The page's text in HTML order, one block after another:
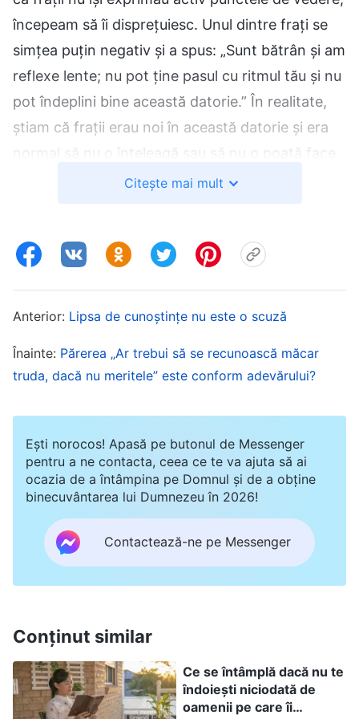
începeam să îi disprețuiesc. Unul dintre frați se
simțea puțin negativ și a spus: „Sunt bătrân și am
reflexe lente; nu pot ține pasul cu ritmul tău și nu
pot îndeplini bine această datorie.” În realitate,
știam că frații erau noi în această datorie și era
normal să nu o înțeleagă sau să nu o poată face
bine. Ar fi trebuit să îi încurajez și să îi ajut. Dar
ei, doar îmi doream să fie puțin mai proactivi în
trebui să rezolv problemele cu lucrarea cât am
timp. Dacă nu fac lucrarea, cum pot obține
lucruri, nu puneam accent pe citirea cuvintelor lui
Dumnezeu și căutarea adevărului sau învățarea
lecțiilor din ceea ce se întâmpla, mă simțeam
familie în pericol să păzească niște cărți cu ale lui
Dumnezeu cuvinte, iar după ce a aflat
conducătoarea superioară, m-a emondat pentru
simțit nedreptățită și am început să mă cert și să
mă împotrivesc. Văzând că nu accept,
conducătoarea a spus: „Alergi mereu dintr-o
Citește mai mult
Anterior: Lipsa de cunoștințe nu este o scuză
Înainte: Părerea „Ar trebui să se recunoască măcar
truda, dacă nu meritele” este conform adevărului?
Ești norocos! Apasă pe butonul de Messenger
pentru a ne contacta, ceea ce te va ajuta să ai
ocazia de a întâmpina pe Domnul și de a obține
binecuvântarea lui Dumnezeu în 2026!
Contactează-ne pe Messenger
Conținut similar
Ce se întâmplă dacă nu te
îndoiești niciodată de
oamenii pe care îi